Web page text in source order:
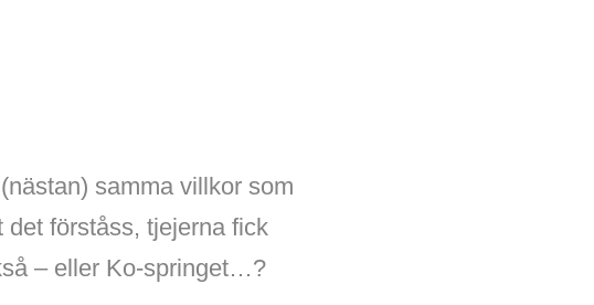
samma villkor som
det förståss, tjejerna fick
– eller Ko-springet…?